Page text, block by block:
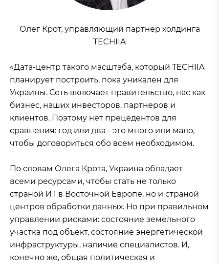
Олег Крот, управляющий партнер холдинга
TECHIIA
«Дата-центр такого масштаба, который TECHIIA
планирует построить, пока уникален для
Украины. Сеть включает правительство, нас как
бизнес, наших инвесторов, партнеров и
клиентов. Поэтому нет прецедентов для
сравнения: год или два - это много или мало,
чтобы договориться обо всем необходимом.
По словам Олега Крота, Украина обладает
всеми ресурсами, чтобы стать не только
страной ИТ в Восточной Европе, но и страной
центров обработки данных. Но при правильном
управлении рисками: состояние земельного
участка под объект, состояние энергетической
инфраструктуры, наличие специалистов. И,
конечно же, общая политическая и